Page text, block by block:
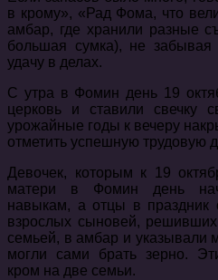
в крому», «Рад Фома, что
амбар, где хранили разные
большая сумка), не забывая
удачу в делах.
С утра в Фомин день 19
церковь и ставили свечку
урожайные годы к вечеру
отметить успешную трудовую
Девочек, которым к 19
матери в Фомин день
навыкам, а отцы в праздник
взрослых сыновей, решивших
семьей, в амбар и указывали
могли сами брать зерно.
кром на две семьи.